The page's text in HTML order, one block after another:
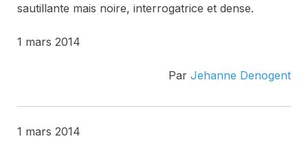
sautillante mais noire, interrogatrice et dense.
1 mars 2014
Par Jehanne Denogent
1 mars 2014